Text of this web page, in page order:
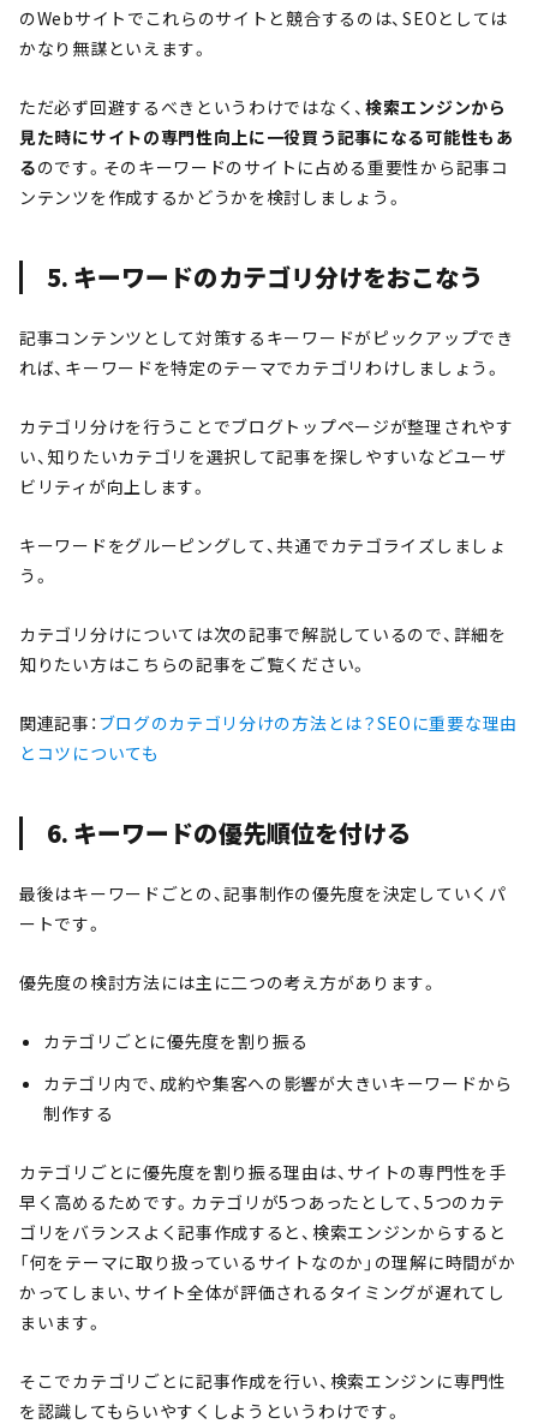
のWebサイトでこれらのサイトと競合するのは、SEOとしては
かなり無謀といえます。
ただ必ず回避するべきというわけではなく、 検索エンジンから
見た時にサイトの専門性向上に一役買う記事になる可能性もあ
るのです。そのキーワードのサイトに占める重要性から記事コ
ンテンツを作成するかどうかを検討しましょう。
5. キーワードのカテゴリ分けをおこなう
記事コンテンツとして対策するキーワードがピックアップでき
れば、キーワードを特定のテーマでカテゴリわけしましょう。
カテゴリ分けを行うことでブログトップページが整理されやす
い、知りたいカテゴリを選択して記事を探しやすいなどユーザ
ビリティが向上します。
キーワードをグルーピングして、共通でカテゴライズしましょ
う。
カテゴリ分けについては次の記事で解説しているので、詳細を
知りたい方はこちらの記事をご覧ください。
関連記事：ブログのカテゴリ分けの方法とは？SEOに重要な理由
とコツについても
6. キーワードの優先順位を付ける
最後はキーワードごとの、記事制作の優先度を決定していくパ
ートです。
優先度の検討方法には主に二つの考え方があります。
カテゴリごとに優先度を割り振る
カテゴリ内で、成約や集客への影響が大きいキーワードから
制作する
カテゴリごとに優先度を割り振る理由は、サイトの専門性を手
早く高めるためです。カテゴリが5つあったとして、5つのカテ
ゴリをバランスよく記事作成すると、検索エンジンからすると
「何をテーマに取り扱っているサイトなのか」の理解に時間がか
かってしまい、サイト全体が評価されるタイミングが遅れてし
まいます。
そこでカテゴリごとに記事作成を行い、検索エンジンに専門性
を認識してもらいやすくしようというわけです。